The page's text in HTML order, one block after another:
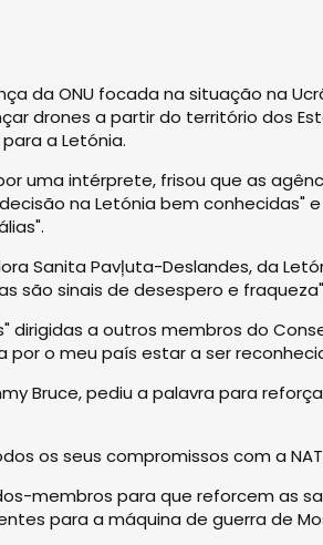
da ONU focada na situação na
drones a partir do território dos
a Letónia.
uma intérprete, frisou que as
na Letónia bem conhecidas"
Sanita Pavļuta-Deslandes, da
são sinais de desespero e
dirigidas a outros membros do
o meu país estar a ser
Bruce, pediu a palavra para
os seus compromissos com a
membros para que reforcem as
para a máquina de guerra de